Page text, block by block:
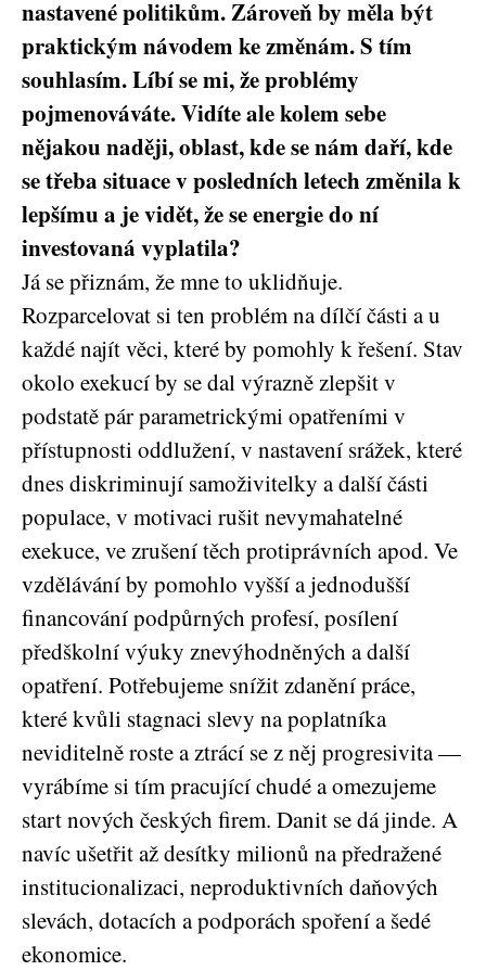
nastavené politikům. Zároveň by měla být
praktickým návodem ke změnám. S tím
souhlasím. Líbí se mi, že problémy
pojmenováváte. Vidíte ale kolem sebe
nějakou naději, oblast, kde se nám daří, kde
se třeba situace v posledních letech změnila k
lepšímu a je vidět, že se energie do ní
investovaná vyplatila?
Já se přiznám, že mne to uklidňuje.
Rozparcelovat si ten problém na dílčí části a u
každé najít věci, které by pomohly k řešení. Stav
okolo exekucí by se dal výrazně zlepšit v
podstatě pár parametrickými opatřeními v
přístupnosti oddlužení, v nastavení srážek, které
dnes diskriminují samoživitelky a další části
populace, v motivaci rušit nevymahatelné
exekuce, ve zrušení těch protiprávních apod. Ve
vzdělávání by pomohlo vyšší a jednodušší
financování podpůrných profesí, posílení
předškolní výuky znevýhodněných a další
opatření. Potřebujeme snížit zdanění práce,
které kvůli stagnaci slevy na poplatníka
neviditelně roste a ztrácí se z něj progresivita —
vyrábíme si tím pracující chudé a omezujeme
start nových českých firem. Danit se dá jinde. A
navíc ušetřit až desítky milionů na předražené
institucionalizaci, neproduktivních daňových
slevách, dotacích a podporách spoření a šedé
ekonomice.